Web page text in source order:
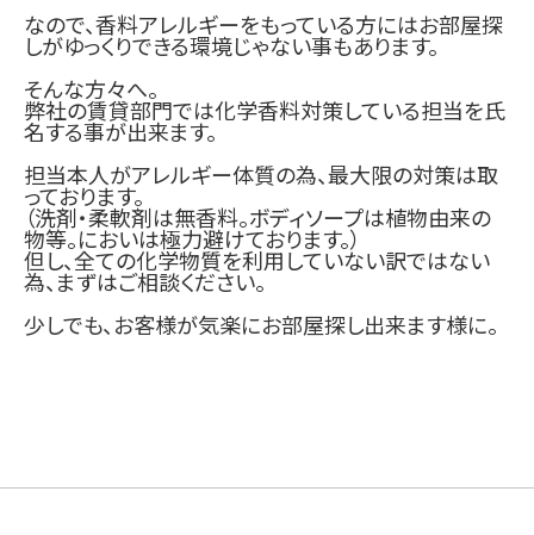
なので、香料アレルギーをもっている方にはお部屋探
しがゆっくりできる環境じゃない事もあります。
そんな方々へ。
弊社の賃貸部門では化学香料対策している担当を氏
名する事が出来ます。
担当本人がアレルギー体質の為、最大限の対策は取
っております。
（洗剤・柔軟剤は無香料。ボディソープは植物由来の
物等。においは極力避けております。）
但し、全ての化学物質を利用していない訳ではない
為、まずはご相談ください。
少しでも、お客様が気楽にお部屋探し出来ます様に。